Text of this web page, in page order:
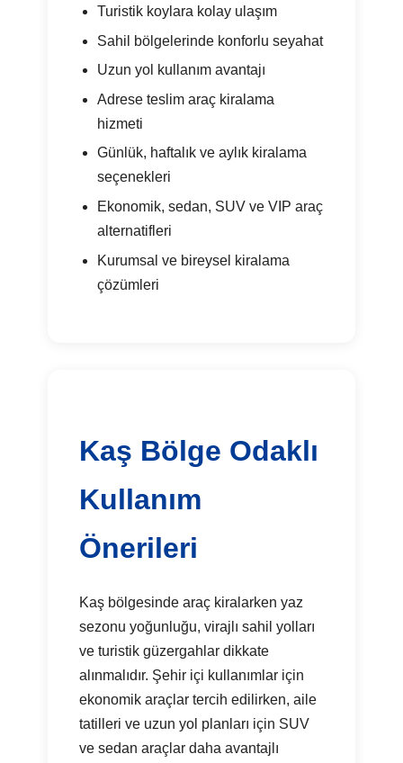
Turistik koylara kolay ulaşım
Sahil bölgelerinde konforlu seyahat
Uzun yol kullanım avantajı
Adrese teslim araç kiralama
hizmeti
Günlük, haftalık ve aylık kiralama
seçenekleri
Ekonomik, sedan, SUV ve VIP araç
alternatifleri
Kurumsal ve bireysel kiralama
çözümleri
Kaş Bölge Odaklı
Kullanım
Önerileri
Kaş bölgesinde araç kiralarken yaz
sezonu yoğunluğu, virajlı sahil yolları
ve turistik güzergahlar dikkate
alınmalıdır. Şehir içi kullanımlar için
ekonomik araçlar tercih edilirken, aile
tatilleri ve uzun yol planları için SUV
ve sedan araçlar daha avantajlı